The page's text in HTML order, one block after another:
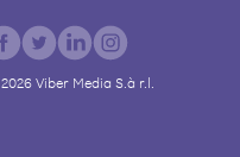
2026Viber Media S.à r.l.